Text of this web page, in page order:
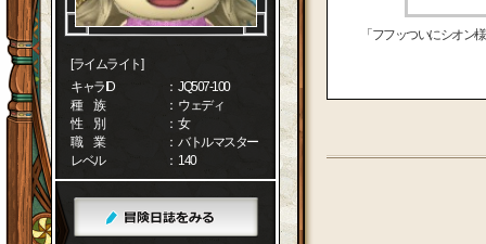
[ライムライト]
キャラID
： JQ507-100
種 族
： ウェディ
性 別
： 女
職 業
： バトルマスター
レベル
： 140
「フフッついにシオン